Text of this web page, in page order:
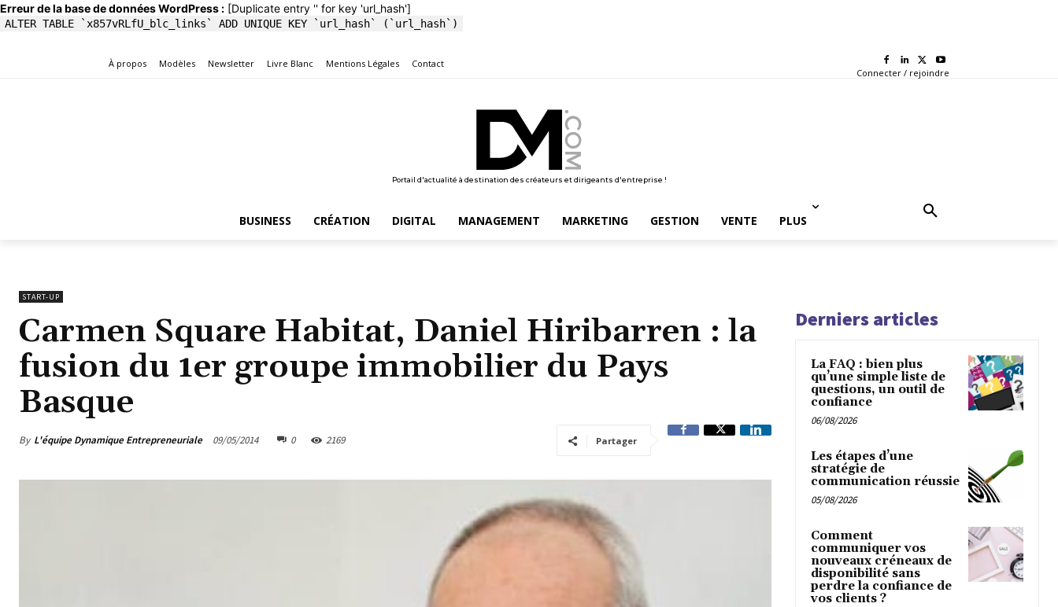
Erreur de la base de données WordPress : [Duplicate entry '' for key 'url_hash']
ALTER TABLE `x857vRLfU_blc_links` ADD UNIQUE KEY `url_hash` (`url_hash`)
À propos Modèles Newsletter Livre Blanc Mentions Légales Contact
Connecter / rejoindre
Portail d'actualité à destination des créateurs et dirigeants d'entreprise !
BUSINESS CRÉATION DIGITAL MANAGEMENT MARKETING GESTION VENTE PLUS
START-UP
Carmen Square Habitat, Daniel Hiribarren : la
fusion du 1er groupe immobilier du Pays
Basque
By L'équipe Dynamique Entrepreneuriale 09/05/2014 0 2169 Partager
Derniers articles
La FAQ : bien plus
qu’une simple liste de
questions, un outil de
confiance
06/08/2026
Les étapes d’une
stratégie de
communication réussie
05/08/2026
Comment
communiquer vos
nouveaux créneaux de
disponibilité sans
perdre la confiance de
vos clients ?